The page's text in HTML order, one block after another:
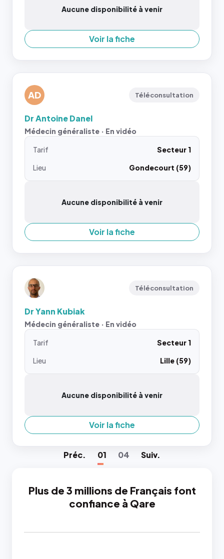
Aucune disponibilité à venir
Voir la fiche
AD Téléconsultation
Dr Antoine Danel
Médecin généraliste · En vidéo
Tarif
Secteur 1
Lieu
Gondecourt (59)
Aucune disponibilité à venir
Voir la fiche
Téléconsultation
Dr Yann Kubiak
Médecin généraliste · En vidéo
Tarif
Secteur 1
Lieu
Lille (59)
Aucune disponibilité à venir
Voir la fiche
Préc. 01 04 Suiv.
Plus de 3 millions de Français font
confiance à Qare